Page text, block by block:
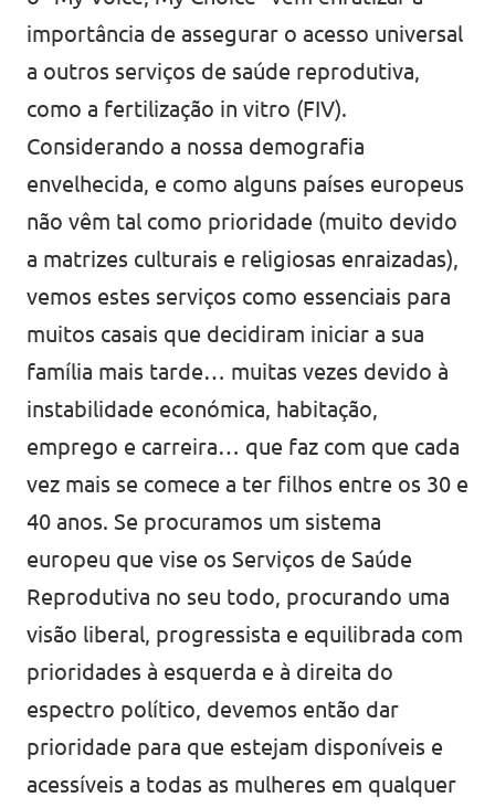
importância de assegurar o acesso universal
a outros serviços de saúde reprodutiva,
como a fertilização in vitro (FIV).
Considerando a nossa demografia
envelhecida, e como alguns países europeus
não vêm tal como prioridade (muito devido
a matrizes culturais e religiosas enraizadas),
vemos estes serviços como essenciais para
muitos casais que decidiram iniciar a sua
família mais tarde… muitas vezes devido à
instabilidade económica, habitação,
emprego e carreira… que faz com que cada
vez mais se comece a ter filhos entre os 30 e
40 anos. Se procuramos um sistema
europeu que vise os Serviços de Saúde
Reprodutiva no seu todo, procurando uma
visão liberal, progressista e equilibrada com
prioridades à esquerda e à direita do
espectro político, devemos então dar
prioridade para que estejam disponíveis e
acessíveis a todas as mulheres em qualquer